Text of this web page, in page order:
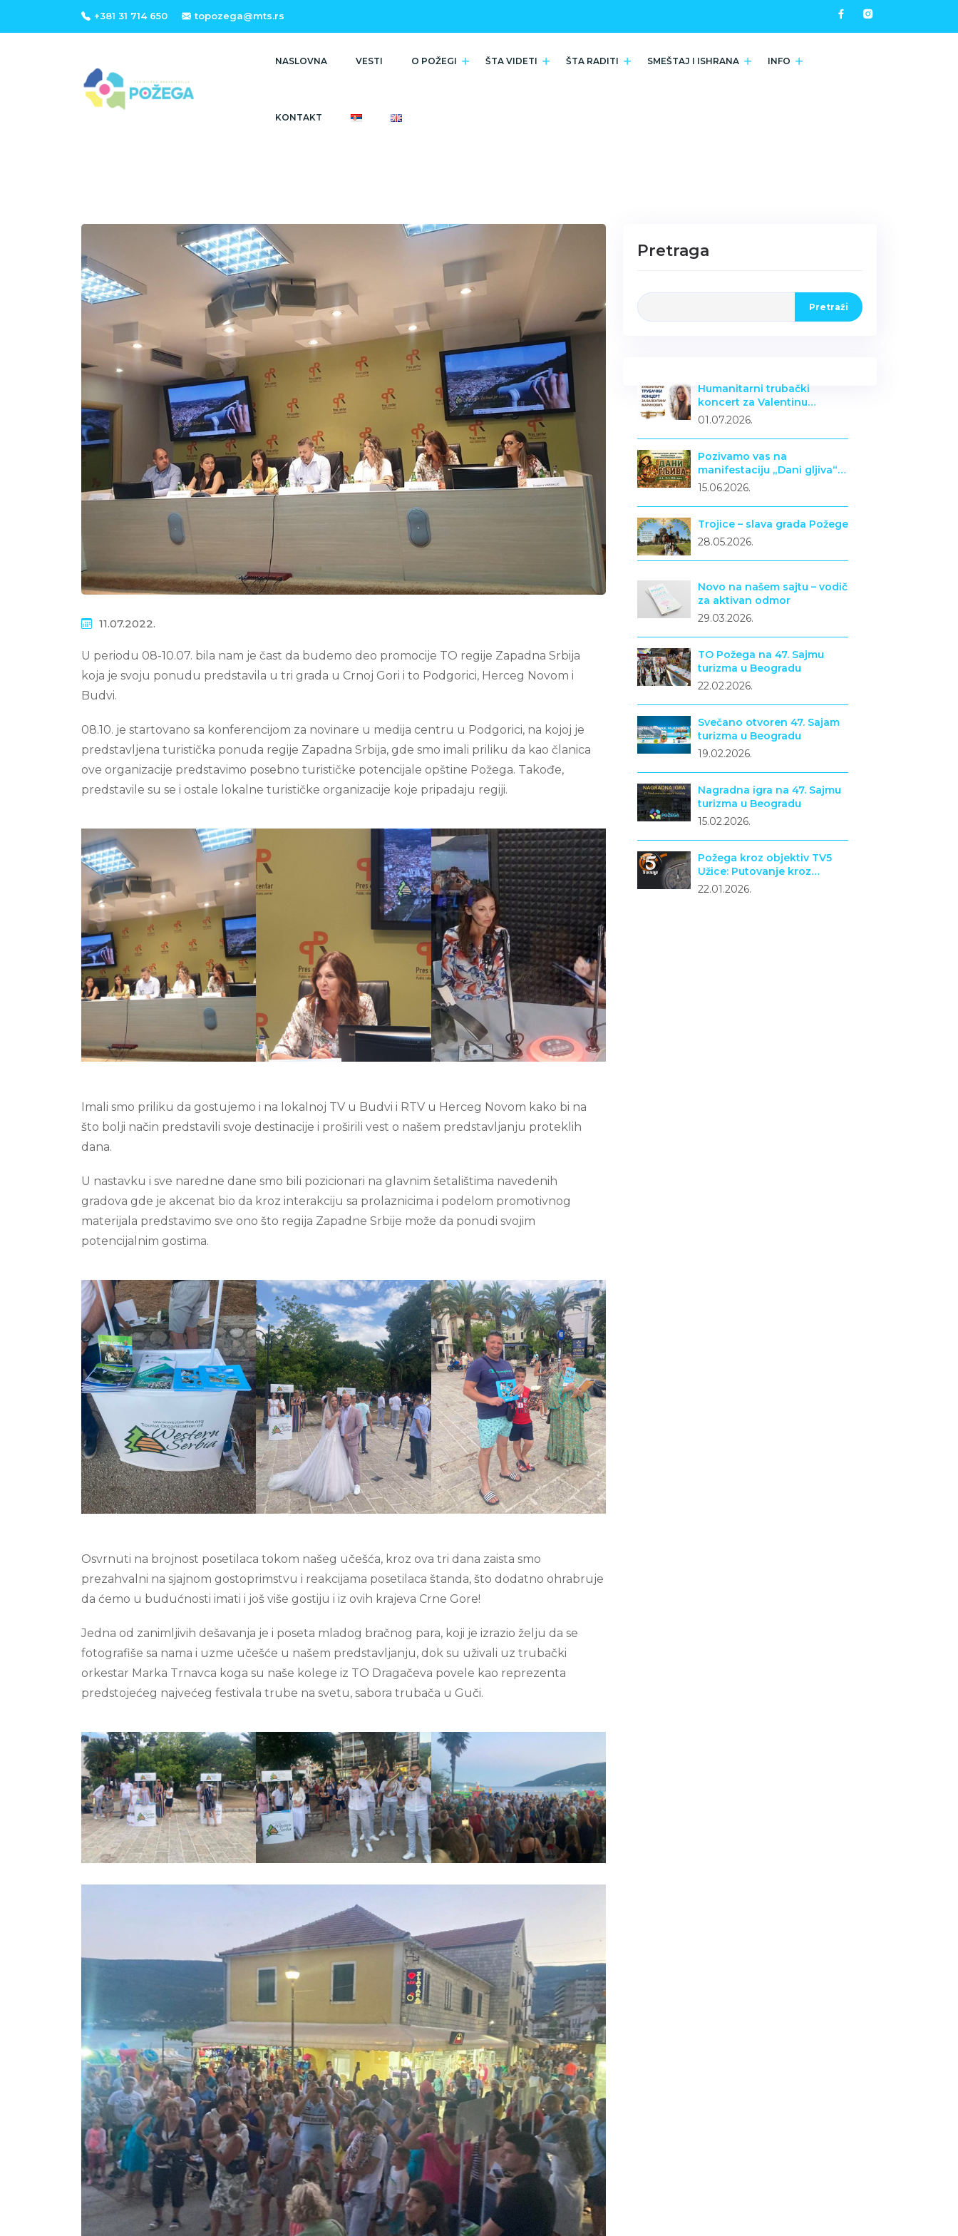
+381 31 714 650 topozega@mts.rs
NASLOVNA VESTI O POŽEGI ŠTA VIDETI ŠTA RADITI SMEŠTAJ I ISHRANA INFO
KONTAKT
11.07.2022.
U periodu 08-10.07. bila nam je čast da budemo deo promocije TO regije Zapadna Srbija
koja je svoju ponudu predstavila u tri grada u Crnoj Gori i to Podgorici, Herceg Novom i
Budvi.
08.10. je startovano sa konferencijom za novinare u medija centru u Podgorici, na kojoj je
predstavljena turistička ponuda regije Zapadna Srbija, gde smo imali priliku da kao članica
ove organizacije predstavimo posebno turističke potencijale opštine Požega. Takođe,
predstavile su se i ostale lokalne turističke organizacije koje pripadaju regiji.
Imali smo priliku da gostujemo i na lokalnoj TV u Budvi i RTV u Herceg Novom kako bi na
što bolji način predstavili svoje destinacije i proširili vest o našem predstavljanju proteklih
dana.
U nastavku i sve naredne dane smo bili pozicionari na glavnim šetalištima navedenih
gradova gde je akcenat bio da kroz interakciju sa prolaznicima i podelom promotivnog
materijala predstavimo sve ono što regija Zapadne Srbije može da ponudi svojim
potencijalnim gostima.
Osvrnuti na brojnost posetilaca tokom našeg učešća, kroz ova tri dana zaista smo
prezahvalni na sjajnom gostoprimstvu i reakcijama posetilaca štanda, što dodatno ohrabruje
da ćemo u budućnosti imati i još više gostiju i iz ovih krajeva Crne Gore!
Jedna od zanimljivih dešavanja je i poseta mladog bračnog para, koji je izrazio želju da se
fotografiše sa nama i uzme učešće u našem predstavljanju, dok su uživali uz trubački
orkestar Marka Trnavca koga su naše kolege iz TO Dragačeva povele kao reprezenta
predstojećeg najvećeg festivala trube na svetu, sabora trubača u Guči.
Pretraga
Pretraži
Humanitarni trubački
koncert za Valentinu
Marinović
01.07.2026.
Pozivamo vas na
manifestaciju „Dani gljiva“ u
Požegi
15.06.2026.
Trojice – slava grada Požege
28.05.2026.
Novo na našem sajtu – vodič
za aktivan odmor
29.03.2026.
TO Požega na 47. Sajmu
turizma u Beogradu
22.02.2026.
Svečano otvoren 47. Sajam
turizma u Beogradu
19.02.2026.
Nagradna igra na 47. Sajmu
turizma u Beogradu
15.02.2026.
Požega kroz objektiv TV5
Užice: Putovanje kroz
turizam, istoriju i narodno
22.01.2026.